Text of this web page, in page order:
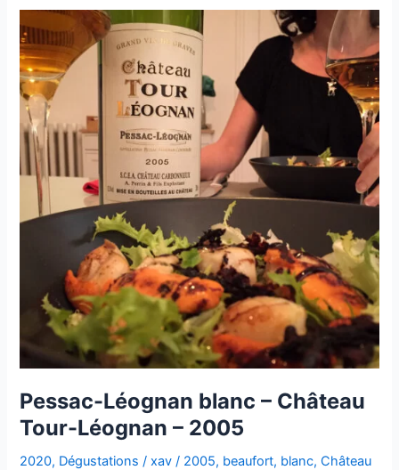
–
Les
Creux
d’Enfer
–
Domaine
de
la
Petite
Marne-
2018
Pessac-Léognan blanc – Château
Tour-Léognan – 2005
2020, Dégustations /xav/ 2005, beaufort, blanc,Château